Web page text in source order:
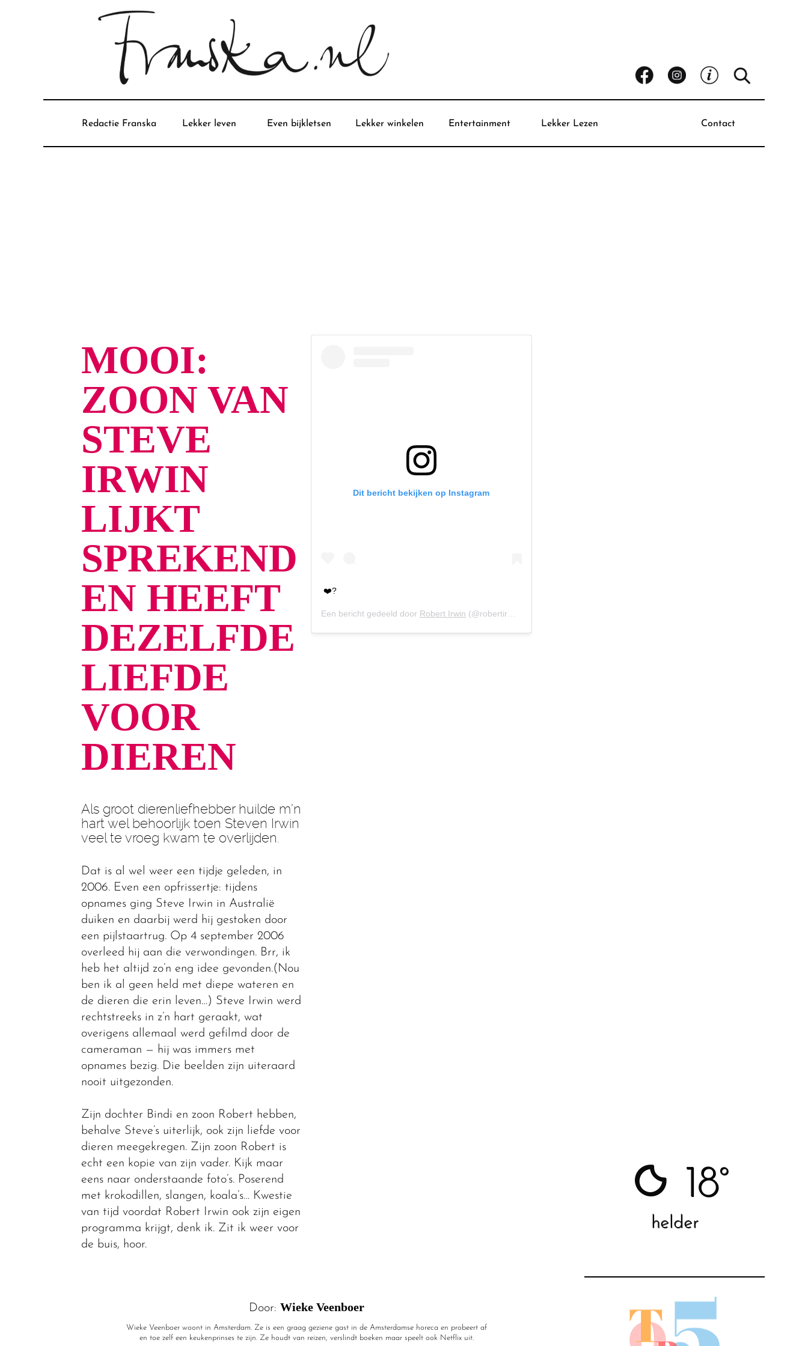
Redactie Franska Lekker leven Even bijkletsen Lekker winkelen Entertainment Lekker Lezen Contact
MOOI:
ZOON VAN
STEVE
IRWIN
LIJKT
SPREKEND
EN HEEFT
DEZELFDE
LIEFDE
VOOR
DIEREN
Als groot dierenliefhebber huilde m’n
hart wel behoorlijk toen Steven Irwin
veel te vroeg kwam te overlijden.
Dat is al wel weer een tijdje geleden, in
2006. Even een opfrissertje: tijdens
opnames ging Steve Irwin in Australië
duiken en daarbij werd hij gestoken door
een pijlstaartrug. Op 4 september 2006
overleed hij aan die verwondingen. Brr, ik
heb het altijd zo’n eng idee gevonden.(Nou
ben ik al geen held met diepe wateren en
de dieren die erin leven…) Steve Irwin werd
rechtstreeks in z’n hart geraakt, wat
overigens allemaal werd gefilmd door de
cameraman — hij was immers met
opnames bezig. Die beelden zijn uiteraard
nooit uitgezonden.
Zijn dochter Bindi en zoon Robert hebben,
behalve Steve’s uiterlijk, ook zijn liefde voor
dieren meegekregen. Zijn zoon Robert is
echt een kopie van zijn vader. Kijk maar
eens naar onderstaande foto’s. Poserend
met krokodillen, slangen, koala’s… Kwestie
van tijd voordat Robert Irwin ook zijn eigen
programma krijgt, denk ik. Zit ik weer voor
de buis, hoor.
Dit bericht bekijken op Instagram
❤️?
Een bericht gedeeld door Robert Irwin (@robertirwinphotography) op
Door: Wieke Veenboer
Wieke Veenboer woont in Amsterdam. Ze is een graag geziene gast in de Amsterdamse horeca en probeert af
en toe zelf een keukenprinses te zijn. Ze houdt van reizen, verslindt boeken maar speelt ook Netflix uit.
18°
helder